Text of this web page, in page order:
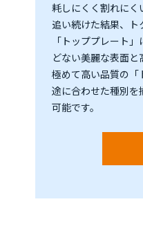
耗しにくく割れにく
追い続けた結果、
「トッププレート
どない美麗な表面
極めて高い品質の「
途に合わせた種別
可能です。